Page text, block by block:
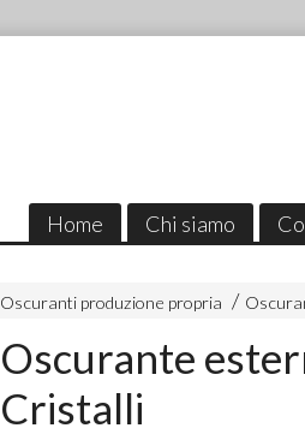
Home Chi siamo
Oscuranti produzione propria
Oscurante
Cristalli